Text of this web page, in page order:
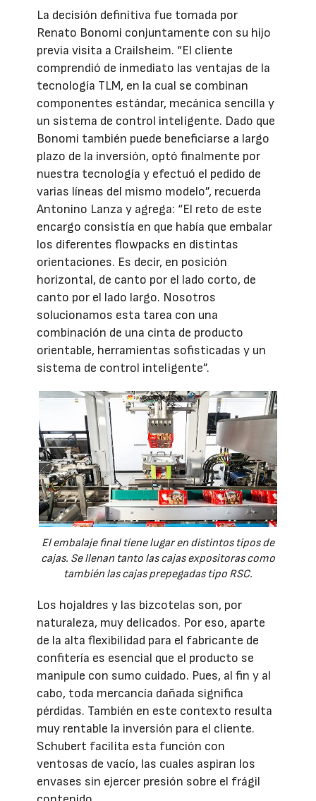
La decisión definitiva fue tomada por
Renato Bonomi conjuntamente con su hijo
previa visita a Crailsheim. “El cliente
comprendió de inmediato las ventajas de la
tecnología TLM, en la cual se combinan
componentes estándar, mecánica sencilla y
un sistema de control inteligente. Dado que
Bonomi también puede beneficiarse a largo
plazo de la inversión, optó finalmente por
nuestra tecnología y efectuó el pedido de
varias líneas del mismo modelo”, recuerda
Antonino Lanza y agrega: “El reto de este
encargo consistía en que había que embalar
los diferentes flowpacks en distintas
orientaciones. Es decir, en posición
horizontal, de canto por el lado corto, de
canto por el lado largo. Nosotros
solucionamos esta tarea con una
combinación de una cinta de producto
orientable, herramientas sofisticadas y un
sistema de control inteligente”.
El embalaje final tiene lugar en distintos tipos de
cajas. Se llenan tanto las cajas expositoras como
también las cajas prepegadas tipo RSC.
Los hojaldres y las bizcotelas son, por
naturaleza, muy delicados. Por eso, aparte
de la alta flexibilidad para el fabricante de
confitería es esencial que el producto se
manipule con sumo cuidado. Pues, al fin y al
cabo, toda mercancía dañada significa
pérdidas. También en este contexto resulta
muy rentable la inversión para el cliente.
Schubert facilita esta función con
ventosas de vacío, las cuales aspiran los
envases sin ejercer presión sobre el frágil